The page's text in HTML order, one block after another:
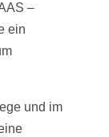
–
ein
und im